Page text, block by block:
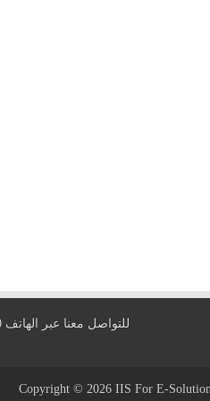
للتواصل معنا عبر الهاتف 0096170950660 او عبر البريد الالكتروني
Copyright © 2026 IIS For E-